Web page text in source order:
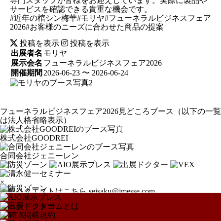
サービスを確認できる貴重な機会です。
#近年の棺シン梅華#モリヤ#フューネラルビジネスフェア
2026#お客様のニーズに合わせた商品の提案
投稿を表示
投稿を表示
出展者名 モリヤ
展示会名 フューネラルビジネスフェア2026
開催期間 2026-06-23 〜 2026-06-24
フューネラルビジネスフェア2026見どころブース
（以下の一覧
は法人格省略表示）
株式会社GOODREI
合同会社ジェニーレン
×
特集リクエストはこちらseisaku@jmesse.com
展示会ドットコムとは
取材・掲載規約